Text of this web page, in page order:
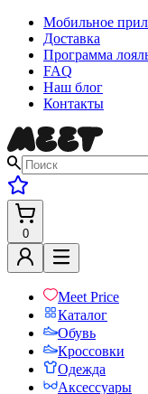
Мобильное
Доставка
Программа
FAQ
Наш блог
Контакты
0
Meet Price
Каталог
Обувь
Кроссовки
Одежда
Аксессуары